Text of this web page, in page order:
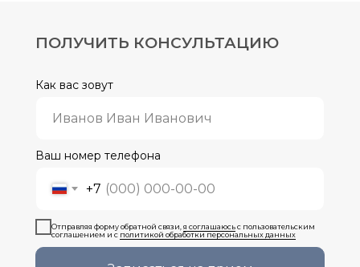
Как вас зовут
Ваш номер телефона
+7
Отправляя форму обратной связи, я соглашаюсьс пользовательским
соглашением и с политикой обработки персональных данных
ПОЛУЧИТЬ КОНСУЛЬТАЦИЮ